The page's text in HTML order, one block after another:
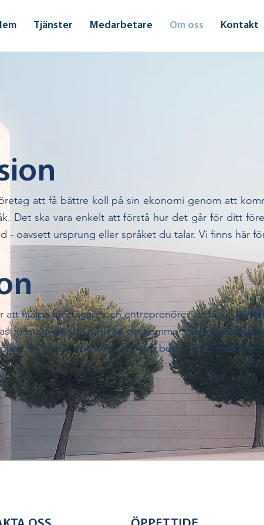
Tjänster Medarbetare Om oss Kontakt
att få bättre koll på sin ekonomi genom att
Det ska vara enkelt att förstå hur det går för ditt
- oavsett ursprung eller språket du talar. Vi finns här
att hjälpa företagare och entreprenörer att få full koll
företag oavsett varifrån de kommer. Våra
att förstå, utveckla och fatta beslut i verksamheten.